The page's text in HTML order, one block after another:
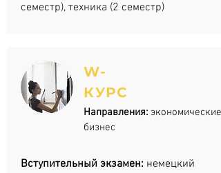
семестр), техника (2 семестр)
W-
КУРС
Направления: экономические,
бизнес
Вступительный экзамен: немецкий